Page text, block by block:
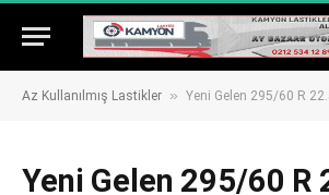
Az Kullanılmış Lastikler » Yeni Gelen 295/60 R 22.5 Az
Yeni Gelen 295/60 R